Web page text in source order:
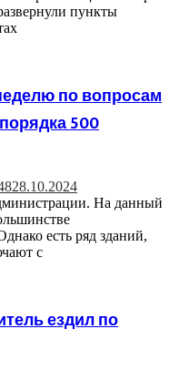
пункты
по вопросам
500
28.10.2024
На данный
есть ряд зданий,
с
ездил по